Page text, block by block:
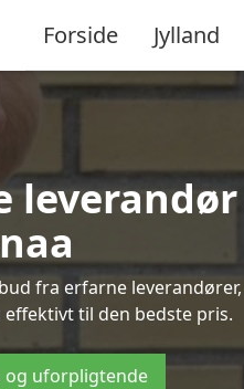
Forside Jylland
fra erfarne
til den bedste pris.
og uforpligtende